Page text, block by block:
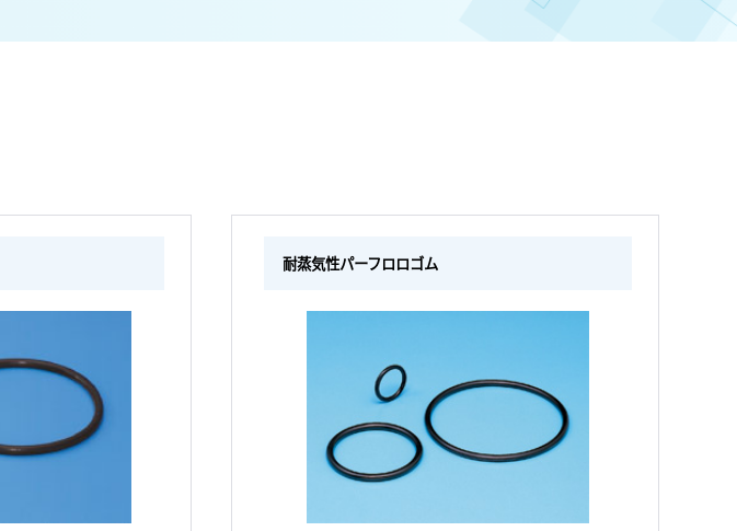
耐蒸気性パーフロロゴム